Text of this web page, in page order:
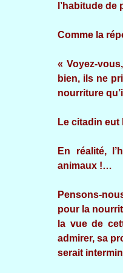
l’habitude de
Comme la
« Voyez-
bien, ils ne
nourriture
Le citadin eut
En réalité,
animaux !…
Pensons-
pour la
la vue de
admirer, sa
serait